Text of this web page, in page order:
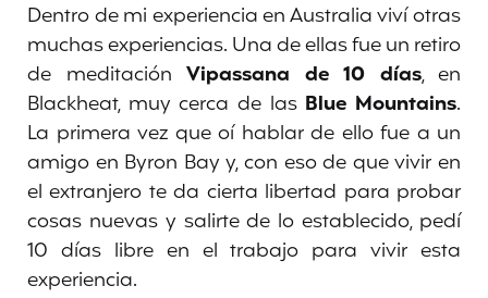
Dentro de mi experiencia en Australia viví otras
muchas experiencias. Una de ellas fue un retiro
de meditación Vipassana de 10 días, en
Blackheat, muy cerca de las Blue Mountains.
La primera vez que oí hablar de ello fue a un
amigo en Byron Bay y, con eso de que vivir en
el extranjero te da cierta libertad para probar
cosas nuevas y salirte de lo establecido, pedí
10 días libre en el trabajo para vivir esta
experiencia.